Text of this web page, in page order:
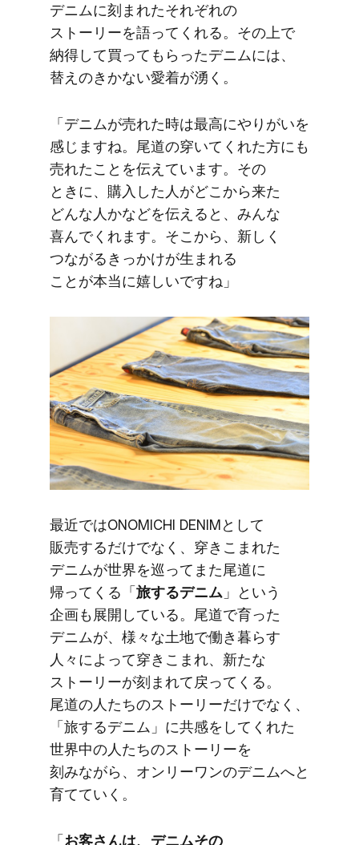
デニムに​刻まれた​それぞれの​
ストーリーを​語ってくれる。​その上で​
納得して​買って​もらった​デニムには、​
替えの​きかない​愛着が​湧く。
「デニムが​売れた​時は​最高に​やりがいを​
感じますね。​尾道の​穿いてくれた​方にも​
売れた​ことを​伝えています。​その​
ときに、​購入した​人が​どこから​来た​
どんな​人かなどを​伝えると、​みんな​
喜んでくれます。​そこから、​新しく​
つながる​きっかけが​生まれる​
ことが本当に​嬉しいですね」
最近では​ONOMICHI DENIMと​して​
販売するだけでなく、​穿きこまれた​
デニムが​世界を​巡ってまた​尾道に​
帰ってくる​「 旅する​デニム 」と​いう​
企画も​展開している。​尾道で​育った​
デニムが、​様々な​土地で​働き暮らす​
人々に​よって​穿きこまれ、​新たな​
ストーリーが​刻まれて​戻ってくる。​
尾道の​人たちの​ストーリーだけでなく、​
「旅する​デニム」に​共感を​してくれた​
世界中の​人たちの​ストーリーを​
刻みながら、​オンリーワンの​デニムへと​
育てていく。
「 お客さんは、​デニム​その​